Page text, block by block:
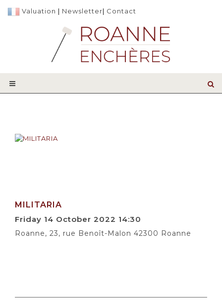
Valuation | Newsletter| Contact
MILITARIA
Friday 14 October 2022 14:30
Roanne, 23, rue Benoît-Malon 42300 Roanne